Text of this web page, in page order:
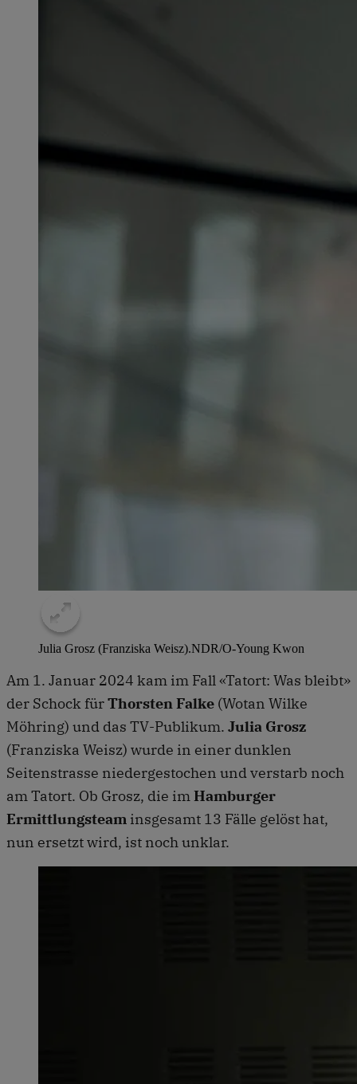
Julia Grosz (Franziska Weisz).NDR/O-Young Kwon
Am 1. Januar 2024 kam im Fall «Tatort: Was bleibt»
der Schock fürThorsten Falke (Wotan Wilke
Möhring) und das TV-Publikum. Julia Grosz
(Franziska Weisz) wurde in einer dunklen
Seitenstrasse niedergestochen und verstarb noch
am Tatort. Ob Grosz, die imHamburger
Ermittlungsteam insgesamt 13 Fälle gelöst hat,
nun ersetzt wird, ist noch unklar.